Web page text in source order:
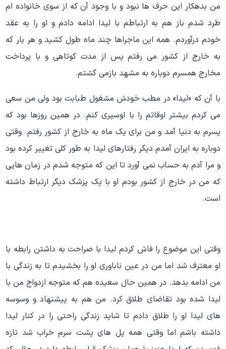
من بدهکار این حرف ها نبود و با وجود آن که از سوی خانواده ام
طرد شدم باز هم به ارتباطم با لیدا ادامه دادم و او را به عقد
خودم درآوردم. همه این ماجراها چند ماه طول کشید و هر بار که
به خارج از کشور می رفتم پس از مدت کوتاهی و با پرداخت
مخارج همسرم دوباره به مشهد بازمی گشتم.
با آن که «لیدا» در مطب خودش مشغول طبابت بود ولی من سعی
می کردم بیشتر اوقاتم را با اوسپری کنم. در همین روزها بود که
پسرم به دنیا آمد و من برای یک ماه به خارج از کشور رفتم. وقتی
دوباره به ایران آمدم دیگر رفتارهای لیدا به طور کلی تغییر کرده بود
و مرا آدم به حساب نمی آورد تا این که متوجه شدم در زمان هایی
که من در خارج از کشور بودم او با یک پزشک دیگر ارتباط داشته
است.
وقتی این موضوع را فاش کردم لیدا با صراحت به داشتن رابطه با
او معترف شد اما من در عین ناباوری او را بخشیدم تا به زندگی با
من ادامه بدهد. در همین حال سعیده هم که متوجه ازدواج من با
لیدا شده بود تقاضای طلاق کرد. من هم به پیشنهاد و وسوسه
های لیدا او را طلاق دادم تا شاید زندگی راحتی را در کنار لیدا
داشته باشم اما وقتی همه پل های پشت سرم خراب شد تازه